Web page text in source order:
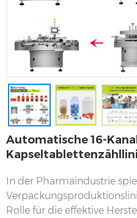
Automatische 16-
In der Pharmaindustrie
Rolle für die effektive